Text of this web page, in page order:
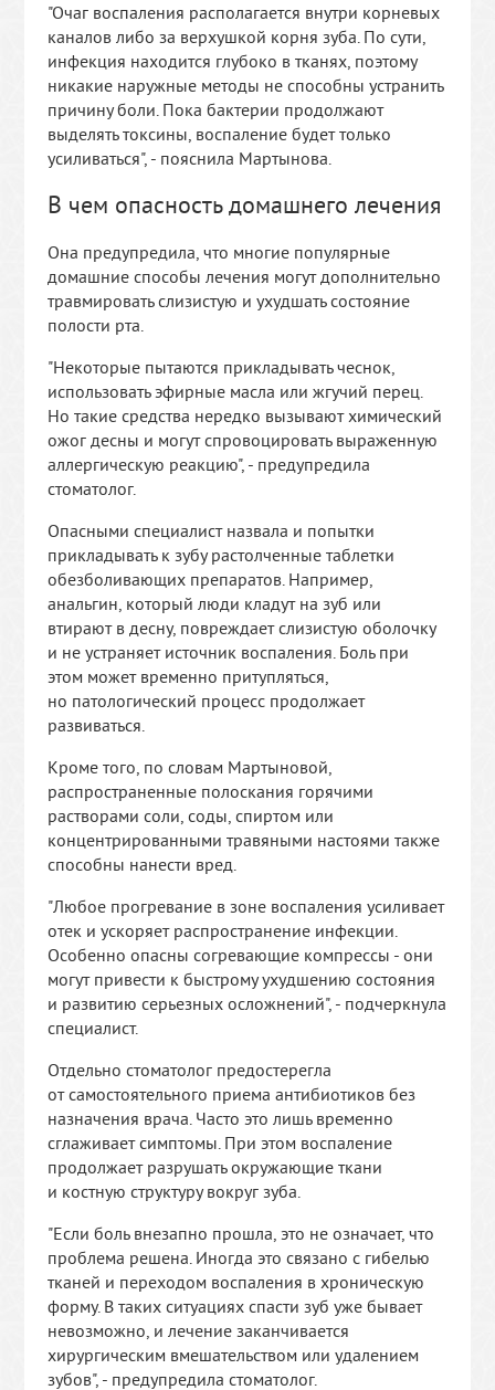
"Очаг воспаления располагается внутри корневых
каналов либо за верхушкой корня зуба. По сути,
инфекция находится глубоко в тканях, поэтому
никакие наружные методы не способны устранить
причину боли. Пока бактерии продолжают
выделять токсины, воспаление будет только
усиливаться", - пояснила Мартынова.
В чем опасность домашнего лечения
Она предупредила, что многие популярные
домашние способы лечения могут дополнительно
травмировать слизистую и ухудшать состояние
полости рта.
"Некоторые пытаются прикладывать чеснок,
использовать эфирные масла или жгучий перец.
Но такие средства нередко вызывают химический
ожог десны и могут спровоцировать выраженную
аллергическую реакцию", - предупредила
стоматолог.
Опасными специалист назвала и попытки
прикладывать к зубу растолченные таблетки
обезболивающих препаратов. Например,
анальгин, который люди кладут на зуб или
втирают в десну, повреждает слизистую оболочку
и не устраняет источник воспаления. Боль при
этом может временно притупляться,
но патологический процесс продолжает
развиваться.
Кроме того, по словам Мартыновой,
распространенные полоскания горячими
растворами соли, соды, спиртом или
концентрированными травяными настоями также
способны нанести вред.
"Любое прогревание в зоне воспаления усиливает
отек и ускоряет распространение инфекции.
Особенно опасны согревающие компрессы - они
могут привести к быстрому ухудшению состояния
и развитию серьезных осложнений", - подчеркнула
специалист.
Отдельно стоматолог предостерегла
от самостоятельного приема антибиотиков без
назначения врача. Часто это лишь временно
сглаживает симптомы. При этом воспаление
продолжает разрушать окружающие ткани
и костную структуру вокруг зуба.
"Если боль внезапно прошла, это не означает, что
проблема решена. Иногда это связано с гибелью
тканей и переходом воспаления в хроническую
форму. В таких ситуациях спасти зуб уже бывает
невозможно, и лечение заканчивается
хирургическим вмешательством или удалением
зубов", - предупредила стоматолог.